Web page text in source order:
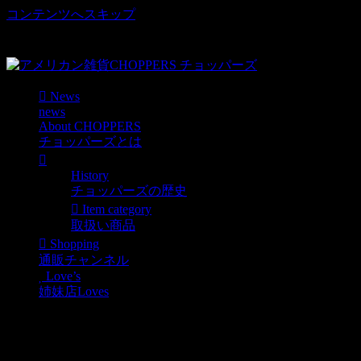
コンテンツへスキップ
News
news
About CHOPPERS
チョッパーズとは
History
チョッパーズの歴史
Item category
取扱い商品
Shopping
通販チャンネル
Love’s
姉妹店Loves